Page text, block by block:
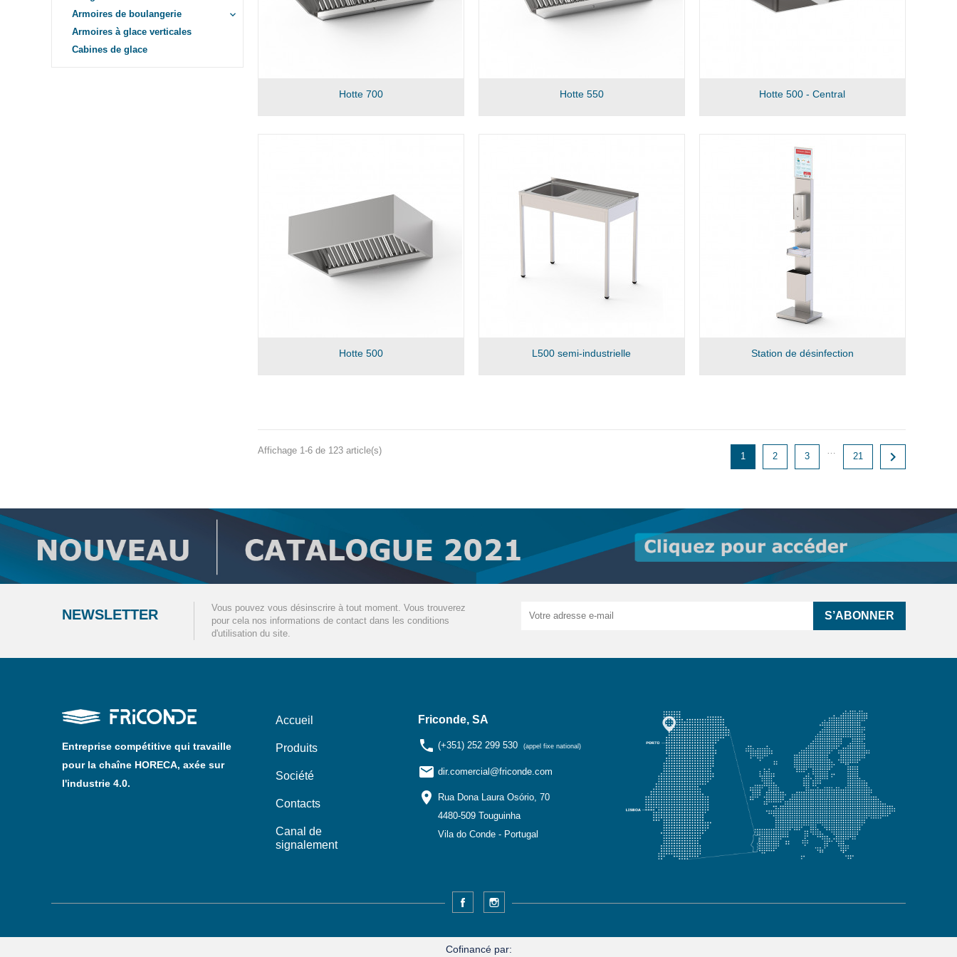
Armoires de boulangerie keyboard_arrow_down
Armoires à glace verticales
Cabines de glace
Hotte 700 Hotte 550 Hotte 500 - Central
Hotte 500 L500 semi-industrielle Station de désinfection
Affichage 1-6 de 123 article(s)
1 2 3
…
21 
NEWSLETTER
Vous pouvez vous désinscrire à tout moment. Vous trouverez
pour cela nos informations de contact dans les conditions
d'utilisation du site.
Entreprise compétitive qui travaille
pour la chaîne HORECA, axée sur
l'industrie 4.0.
Accueil
Produits
Société
Contacts
Canal de
signalement
Friconde, SA
phone (+351) 252 299 530 (appel fixe national)
email dir.comercial@friconde.com
location_on
Rua Dona Laura Osório, 70
4480-509 Touguinha
Vila do Conde - Portugal
Facebook
Cofinancé par: